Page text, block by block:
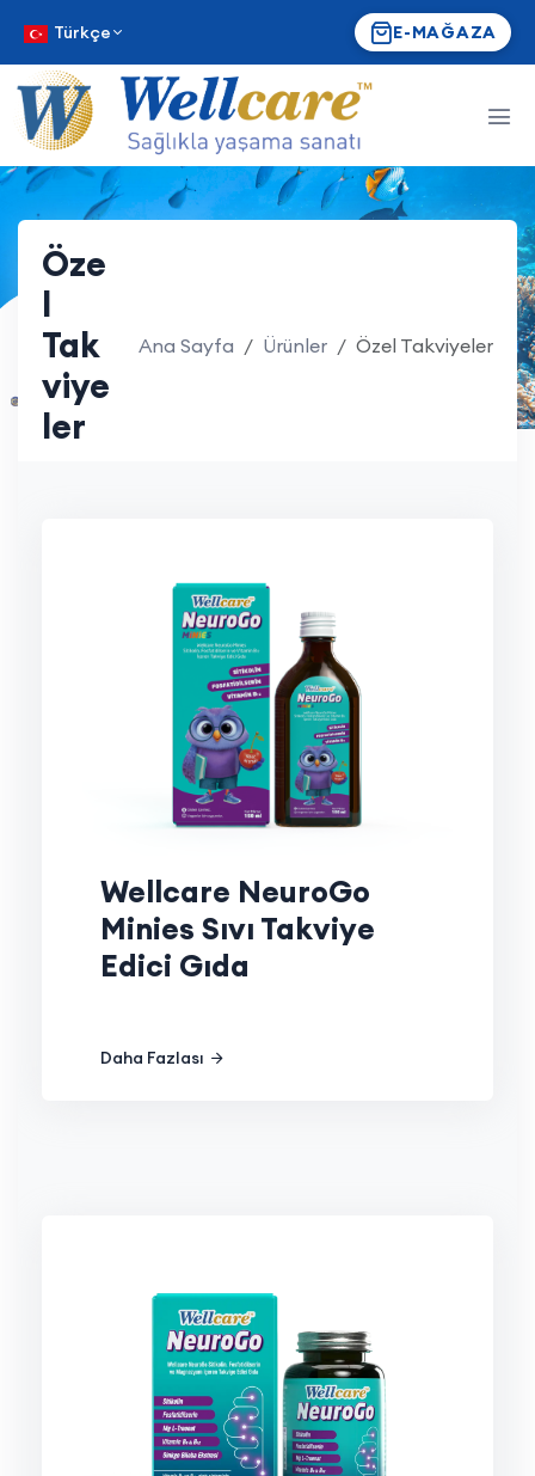
Türkçe E-MAĞAZA
Öze
l
Tak
viye
ler
Ana Sayfa Ürünler Özel Takviyeler
Wellcare NeuroGo
Minies Sıvı Takviye
Edici Gıda
Daha Fazlası